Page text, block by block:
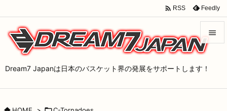
Dream7 Japanは日本のバスケット界の発展をサポートします！


サイド
 RSS Feedly